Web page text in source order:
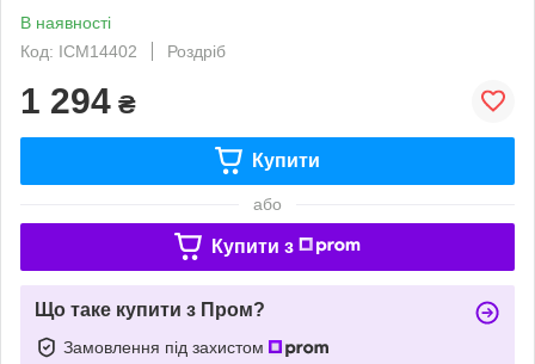
В наявності
Код: ICM14402
Роздріб
1 294 ₴
Купити
або
Купити з
Що таке купити з Пром?
Замовлення під захистом